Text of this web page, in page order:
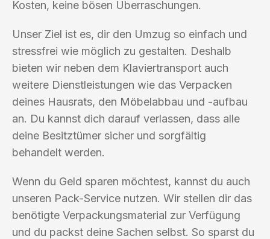
Kosten, keine bösen Überraschungen.
Unser Ziel ist es, dir den Umzug so einfach und
stressfrei wie möglich zu gestalten. Deshalb
bieten wir neben dem Klaviertransport auch
weitere Dienstleistungen wie das Verpacken
deines Hausrats, den Möbelabbau und -aufbau
an. Du kannst dich darauf verlassen, dass alle
deine Besitztümer sicher und sorgfältig
behandelt werden.
Wenn du Geld sparen möchtest, kannst du auch
unseren Pack-Service nutzen. Wir stellen dir das
benötigte Verpackungsmaterial zur Verfügung
und du packst deine Sachen selbst. So sparst du